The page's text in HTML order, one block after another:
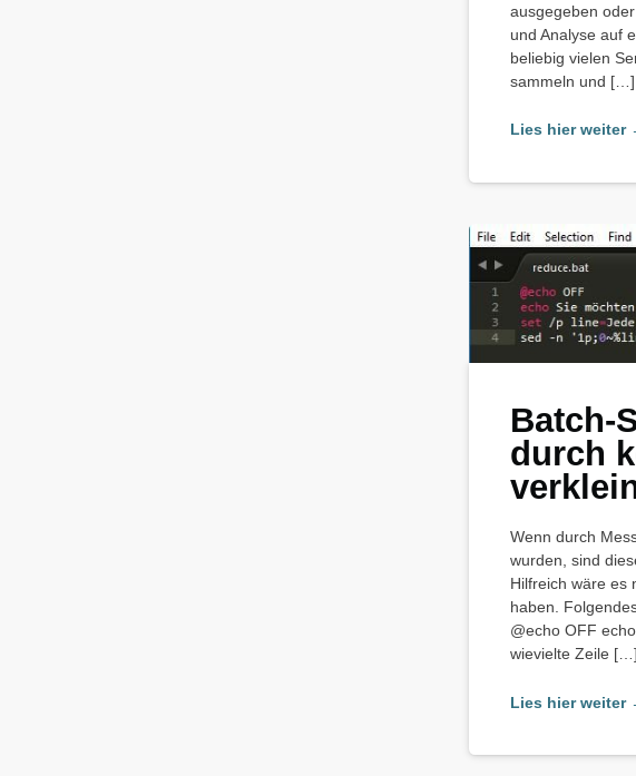
ausgegeben
und Analyse auf
beliebig vielen
sammeln und […]
Lies hier weiter
Batch-
durch
Wenn durch
wurden, sind
Hilfreich wäre es
haben.
@echo OFF
wievielte Zeile […]
Lies hier weiter